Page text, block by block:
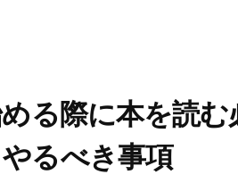
る際に本を読む
るべき事項